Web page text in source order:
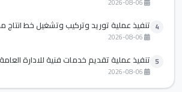
4 تنفيذ عملية توريد وتركيب وتشغيل خط انتاج
5 تنفيذ عملية تقديم خدمات فنية للادارة